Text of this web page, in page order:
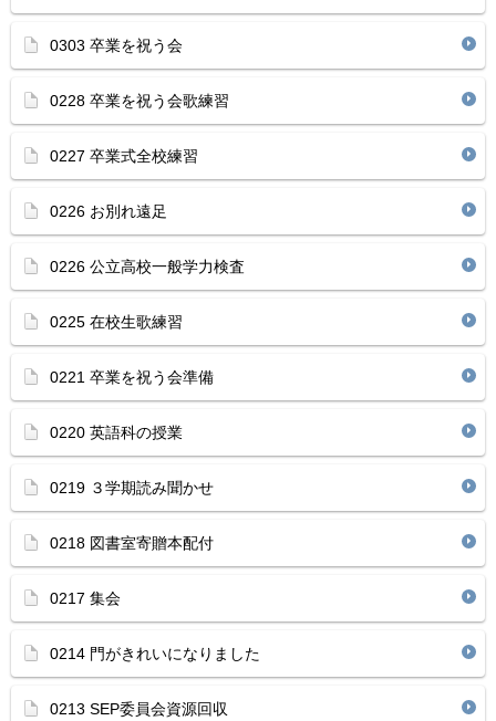
0303 卒業を祝う会
0228 卒業を祝う会歌練習
0227 卒業式全校練習
0226 お別れ遠足
0226 公立高校一般学力検査
0225 在校生歌練習
0221 卒業を祝う会準備
0220 英語科の授業
0219 ３学期読み聞かせ
0218 図書室寄贈本配付
0217 集会
0214 門がきれいになりました
0213 SEP委員会資源回収